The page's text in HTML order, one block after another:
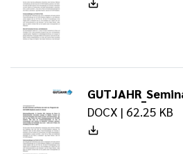
DOCX | 62.25 KB